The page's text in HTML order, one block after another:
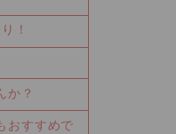
！
か？
おすすめで